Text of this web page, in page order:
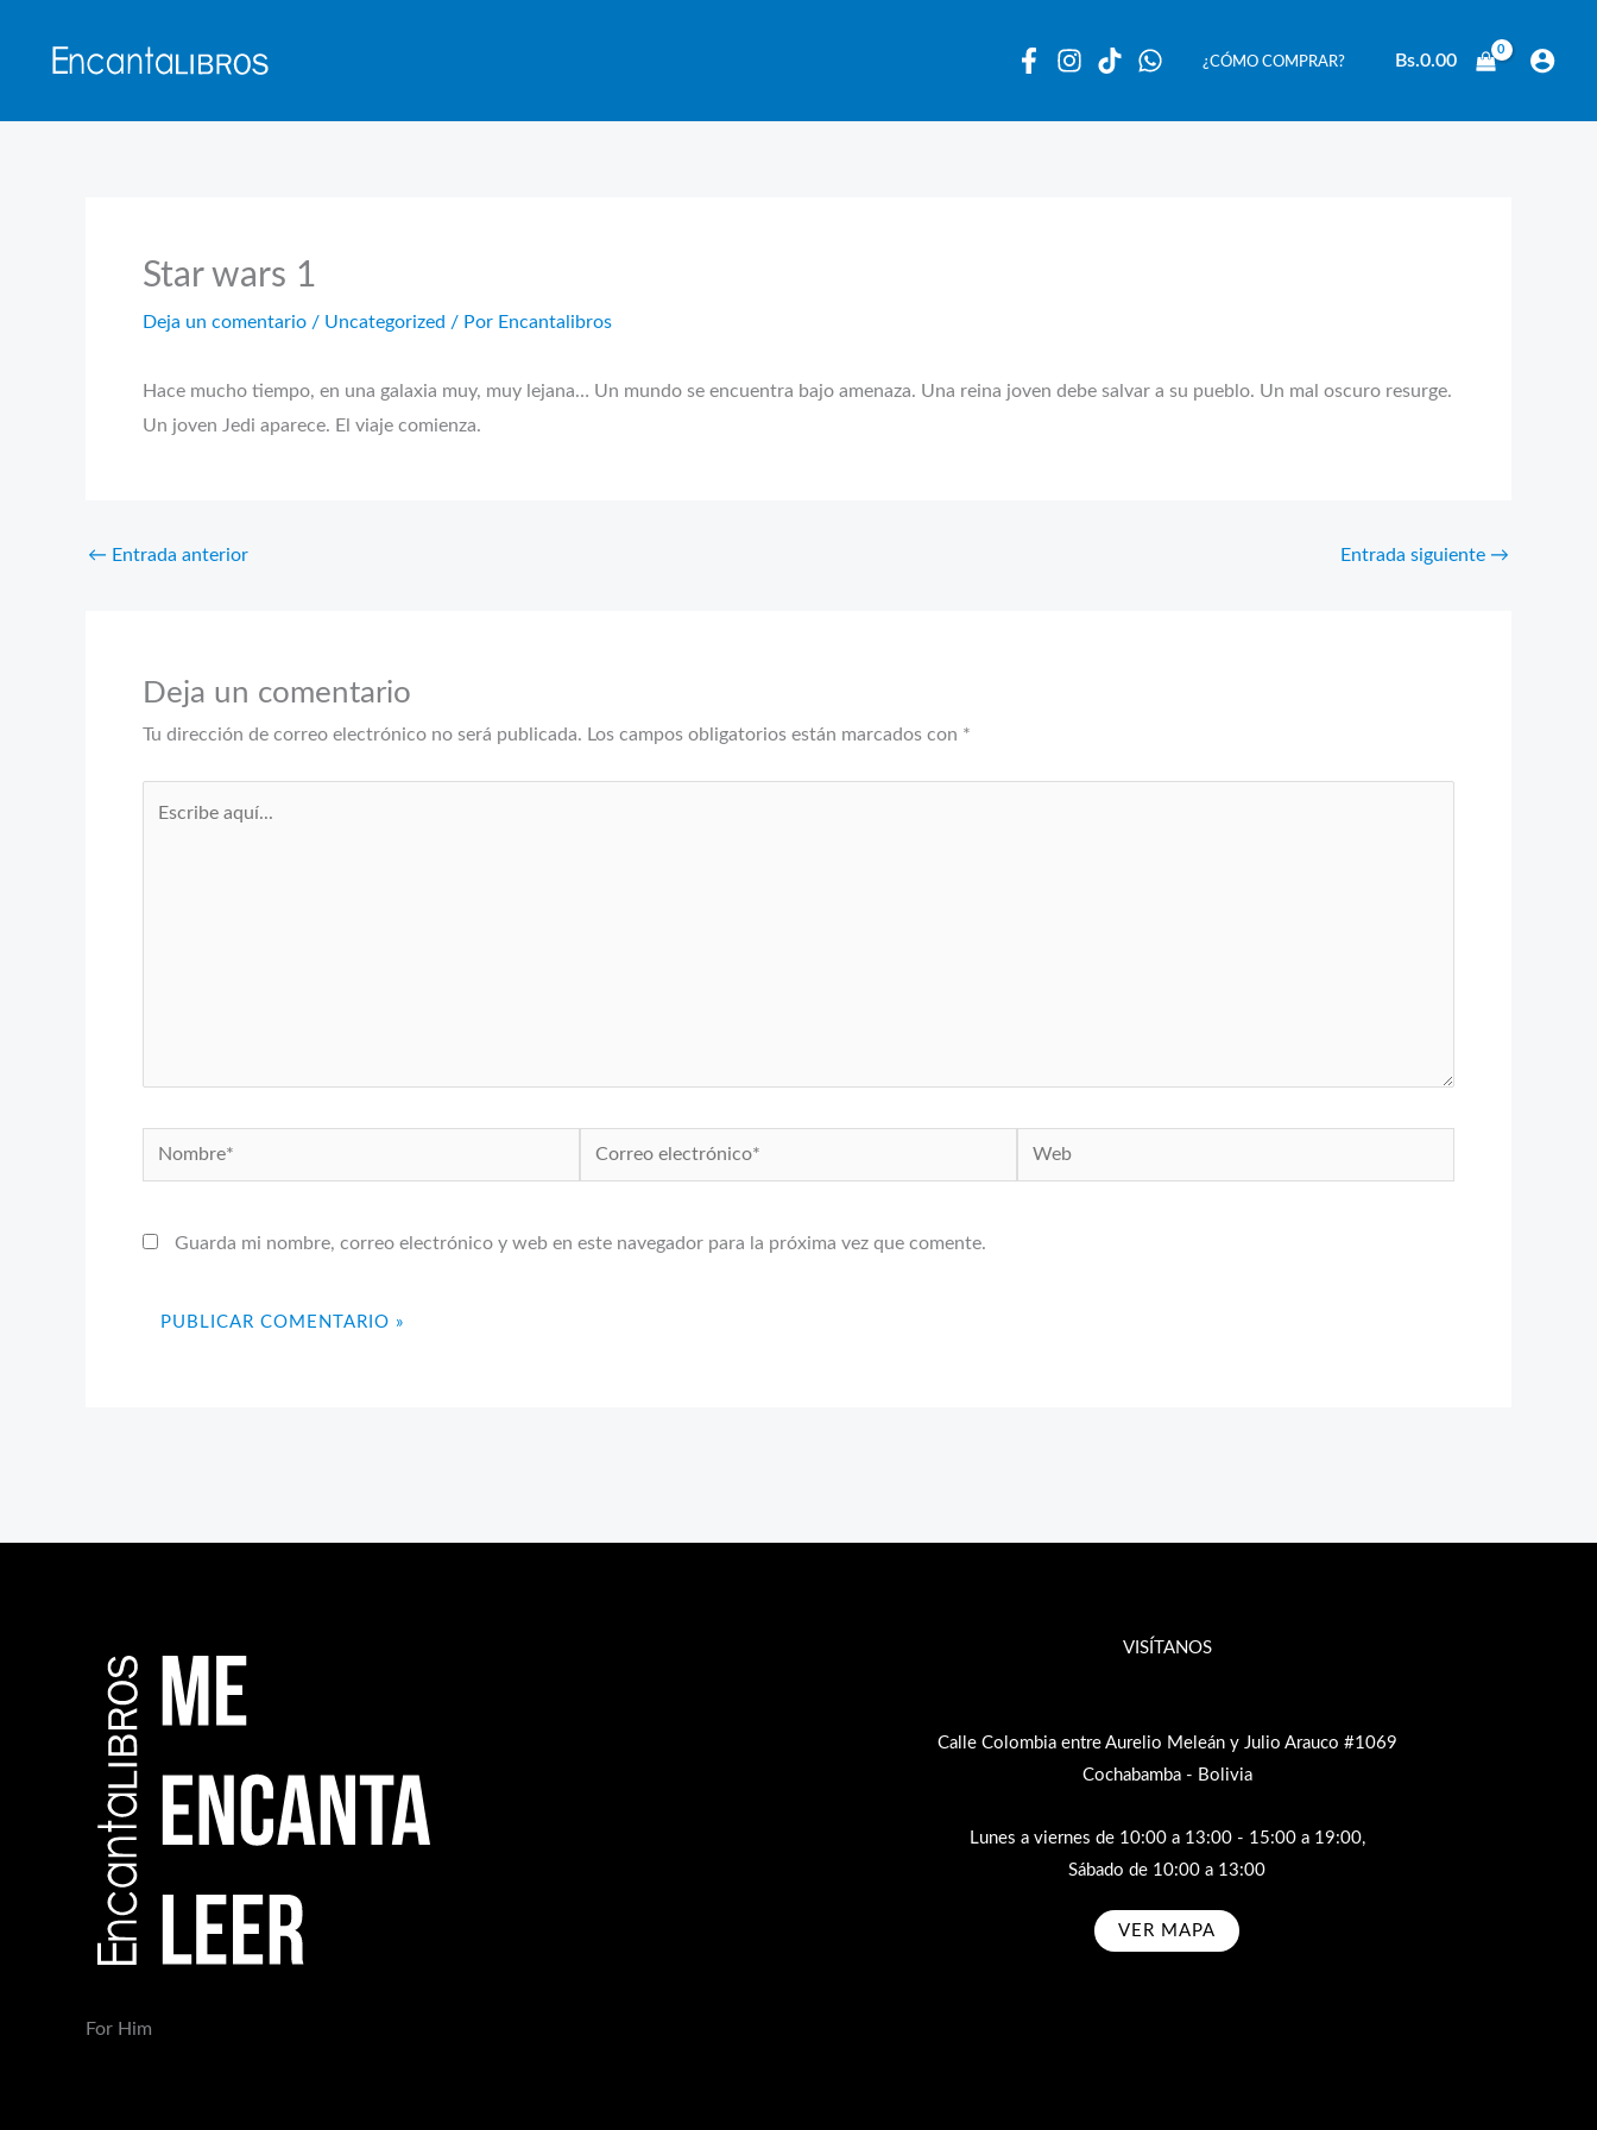
¿CÓMO COMPRAR? Bs.0.00
Star wars 1
Deja un comentario / Uncategorized / Por Encantalibros
Hace mucho tiempo, en una galaxia muy, muy lejana… Un mundo se encuentra bajo amenaza. Una reina joven debe salvar a su pueblo. Un mal oscuro resurge.
Un joven Jedi aparece. El viaje comienza.
← Entrada anterior Entrada siguiente →
Deja un comentario
Tu dirección de correo electrónico no será publicada. Los campos obligatorios están marcados con *
Nombre*
Correo
electrónico*
Web
Guarda mi nombre, correo electrónico y web en este navegador para la próxima vez que comente.
For Him
VISÍTANOS
Calle Colombia entre Aurelio Meleán y Julio Arauco #1069
Cochabamba - Bolivia
Lunes a viernes de 10:00 a 13:00 - 15:00 a 19:00,
Sábado de 10:00 a 13:00
VER MAPA